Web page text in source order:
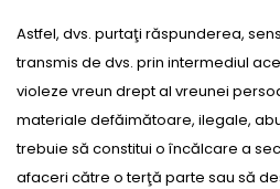
Astfel, dvs. purtaţi răspunderea,
transmis de dvs. prin intermediul
violeze vreun drept al vreunei
materiale defăimătoare, ilegale,
trebuie să constitui o încălcare a
afaceri către o terţă parte sau să